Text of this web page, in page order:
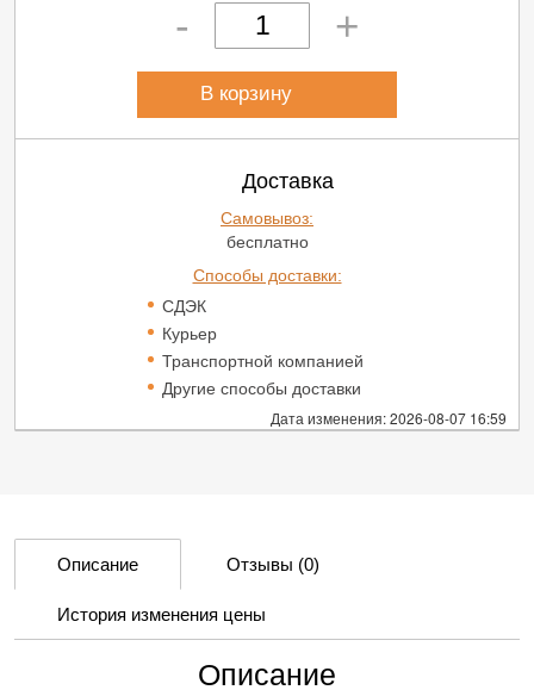
Дата изменения: 2026-08-07 16:59
- +
В корзину
Доставка
Самовывоз:
бесплатно
Способы доставки:
СДЭК
Курьер
Транспортной компанией
Другие способы доставки
Описание Отзывы (0)
История изменения цены
Описание